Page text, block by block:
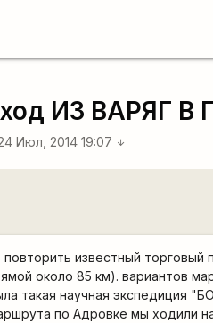
ИЗ ВАРЯГ В
Июл, 2014 19:07 arrow_downward
повторить известный
около 85 км). вариантов
такая научная экспедиция
по Адровке мы ходили